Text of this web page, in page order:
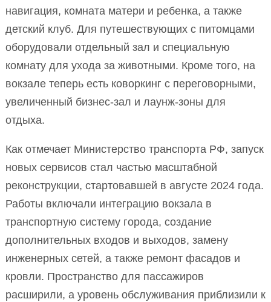
навигация, комната матери и ребенка, а также
детский клуб. Для путешествующих с питомцами
оборудовали отдельный зал и специальную
комнату для ухода за животными. Кроме того, на
вокзале теперь есть коворкинг с переговорными,
увеличенный бизнес-зал и лаунж-зоны для
отдыха.
Как отмечает Министерство транспорта РФ, запуск
новых сервисов стал частью масштабной
реконструкции, стартовавшей в августе 2024 года.
Работы включали интеграцию вокзала в
транспортную систему города, создание
дополнительных входов и выходов, замену
инженерных сетей, а также ремонт фасадов и
кровли. Пространство для пассажиров
расширили, а уровень обслуживания приблизили к